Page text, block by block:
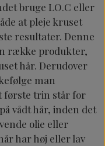
bruge LO.C eller
at pleje kruset
resultater. Denne
række produkter,
hår. Derudover
man
første trin står for
vådt hår, inden det
olie eller
har høj eller lav